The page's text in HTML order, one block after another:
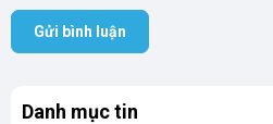
Gửi bình luận
Danh mục tin